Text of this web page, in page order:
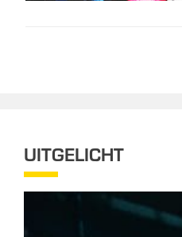
UITGELICHT